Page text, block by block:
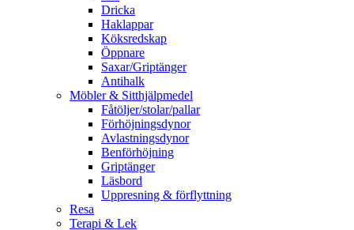
Dricka
Haklappar
Köksredskap
Öppnare
Saxar/Griptänger
Antihalk
Möbler & Sitthjälpmedel
Fåtöljer/stolar/pallar
Förhöjningsdynor
Avlastningsdynor
Benförhöjning
Griptänger
Läsbord
Uppresning & förflyttning
Resa
Terapi & Lek